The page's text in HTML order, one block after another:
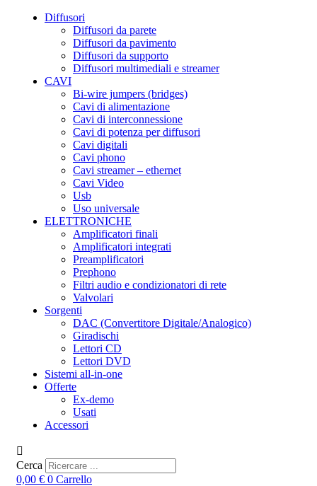
Diffusori
Diffusori da parete
Diffusori da pavimento
Diffusori da supporto
Diffusori multimediali e streamer
CAVI
Bi-wire jumpers (bridges)
Cavi di alimentazione
Cavi di interconnessione
Cavi di potenza per diffusori
Cavi digitali
Cavi phono
Cavi streamer – ethernet
Cavi Video
Usb
Uso universale
ELETTRONICHE
Amplificatori finali
Amplificatori integrati
Preamplificatori
Prephono
Filtri audio e condizionatori di rete
Valvolari
Sorgenti
DAC (Convertitore Digitale/Analogico)
Giradischi
Lettori CD
Lettori DVD
Sistemi all-in-one
Offerte
Ex-demo
Usati
Accessori
Cerca
0,00 € 0 Carrello